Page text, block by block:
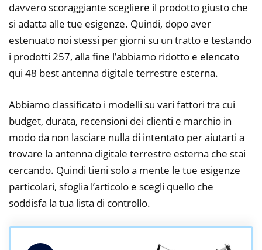
davvero scoraggiante scegliere il prodotto giusto che
si adatta alle tue esigenze. Quindi, dopo aver
estenuato noi stessi per giorni su un tratto e testando
i prodotti 257, alla fine l’abbiamo ridotto e elencato
qui 48 best antenna digitale terrestre esterna.
Abbiamo classificato i modelli su vari fattori tra cui
budget, durata, recensioni dei clienti e marchio in
modo da non lasciare nulla di intentato per aiutarti a
trovare la antenna digitale terrestre esterna che stai
cercando. Quindi tieni solo a mente le tue esigenze
particolari, sfoglia l’articolo e scegli quello che
soddisfa la tua lista di controllo.